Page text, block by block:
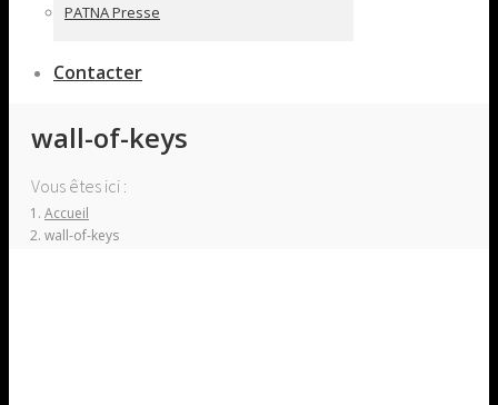
PATNA Presse
Contacter
wall-of-keys
Vous êtes ici :
Accueil
wall-of-keys